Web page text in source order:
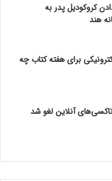
کروکودیل پدر به
هند
برای هفته کتاب چه
آنلاین لغو شد